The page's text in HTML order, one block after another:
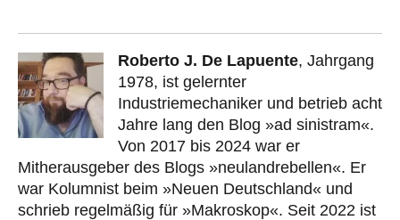
Roberto J. De Lapuente, Jahrgang
1978, ist gelernter
Industriemechaniker und betrieb acht
Jahre lang den Blog »ad sinistram«.
Von 2017 bis 2024 war er
Mitherausgeber des Blogs »neulandrebellen«. Er
war Kolumnist beim »Neuen Deutschland« und
schrieb regelmäßig für »Makroskop«. Seit 2022 ist